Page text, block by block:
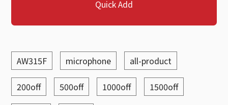
Quick Add
AW315F microphone all-product
200off 500off 1000off 1500off